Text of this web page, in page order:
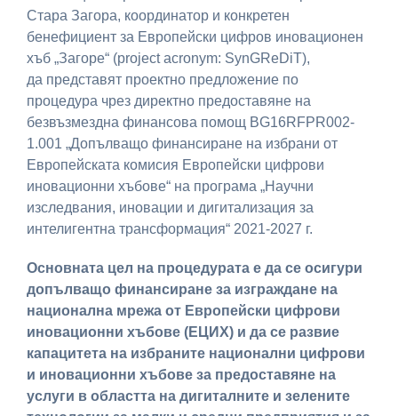
Стара Загора, координатор и конкретен
бенефициент за Европейски цифров иновационен
хъб „Загоре“ (project acronym: SynGReDiT),
да представят проектно предложение по
процедура чрез директно предоставяне на
безвъзмездна финансова помощ BG16RFPR002-
1.001 „Допълващо финансиране на избрани от
Европейската комисия Европейски цифрови
иновационни хъбове“ на програма „Научни
изследвания, иновации и дигитализация за
интелигентна трансформация“ 2021-2027 г.
Основната цел на процедурата е да се осигури
допълващо финансиране за изграждане на
национална мрежа от Европейски цифрови
иновационни хъбове (ЕЦИХ) и да се развие
капацитета на избраните национални цифрови
и иновационни хъбове за предоставяне на
услуги в областта на дигиталните и зелените